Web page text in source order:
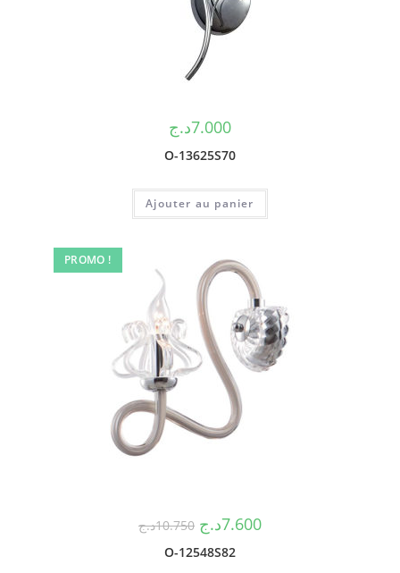
7.000د.ج
O-13625S70
Ajouter au panier
PROMO !
10.750د.ج 7.600د.ج
O-12548S82